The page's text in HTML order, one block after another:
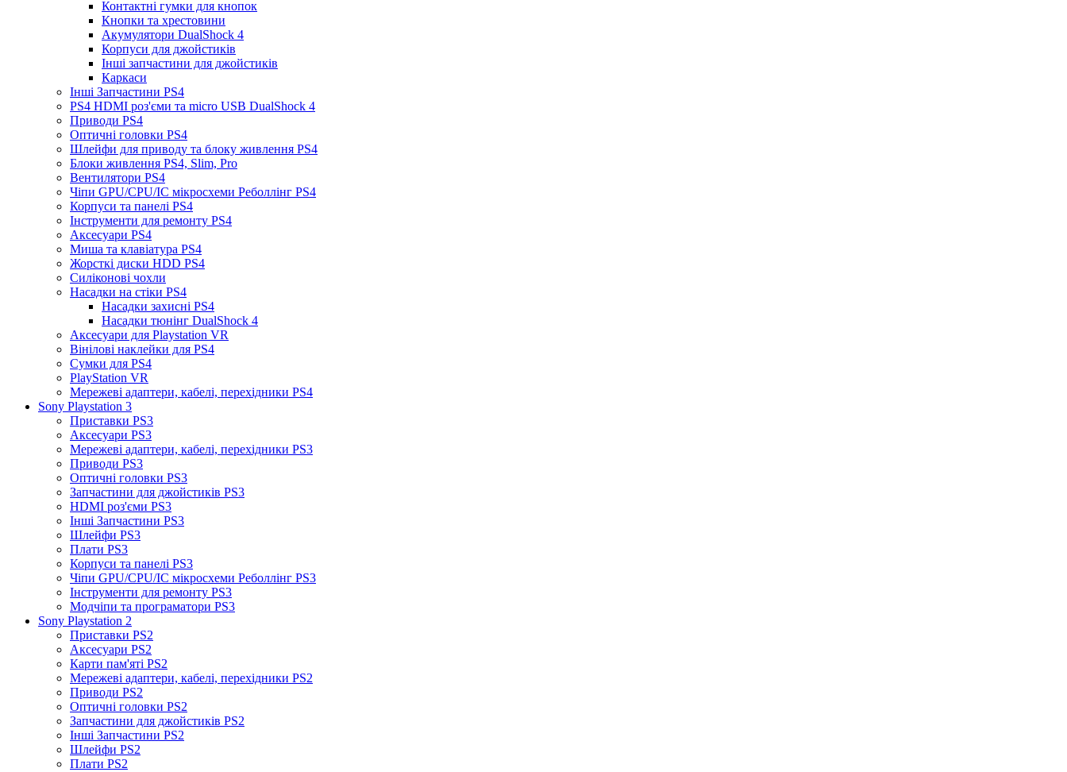
Контактні гумки для кнопок
Кнопки та хрестовини
Акумулятори DualShock 4
Корпуси для джойстиків
Інші запчастини для джойстиків
Каркаси
Інші Запчастини PS4
PS4 HDMI роз'єми та micro USB DualShock 4
Приводи PS4
Оптичні головки PS4
Шлейфи для приводу та блоку живлення PS4
Блоки живлення PS4, Slim, Pro
Вентилятори PS4
Чіпи GPU/CPU/IC мікросхеми Реболлінг PS4
Корпуси та панелі PS4
Інструменти для ремонту PS4
Аксесуари PS4
Миша та клавіатура PS4
Жорсткі диски HDD PS4
Силіконові чохли
Насадки на стіки PS4
Насадки захисні PS4
Насадки тюнінг DualShock 4
Аксесуари для Playstation VR
Вінілові наклейки для PS4
Сумки для PS4
PlayStation VR
Мережеві адаптери, кабелі, перехідники PS4
Sony Playstation 3
Приставки PS3
Аксесуари PS3
Мережеві адаптери, кабелі, перехідники PS3
Приводи PS3
Оптичні головки PS3
Запчастини для джойстиків PS3
HDMI роз'єми PS3
Інші Запчастини PS3
Шлейфи PS3
Плати PS3
Корпуси та панелі PS3
Чіпи GPU/CPU/IC мікросхеми Реболлінг PS3
Інструменти для ремонту PS3
Модчіпи та програматори PS3
Sony Playstation 2
Приставки PS2
Аксесуари PS2
Карти пам'яті PS2
Мережеві адаптери, кабелі, перехідники PS2
Приводи PS2
Оптичні головки PS2
Запчастини для джойстиків PS2
Інші Запчастини PS2
Шлейфи PS2
Плати PS2